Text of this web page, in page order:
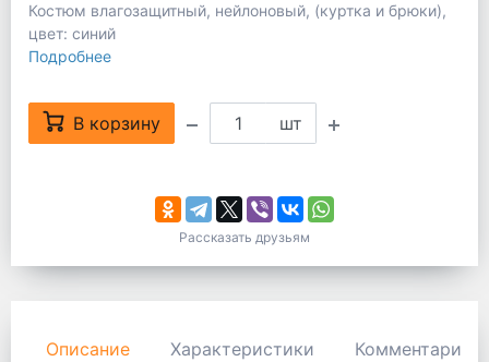
Костюм влагозащитный, нейлоновый, (куртка и брюки),
цвет: синий
Подробнее
В корзину шт
Рассказать друзьям
Описание Характеристики Комментарии